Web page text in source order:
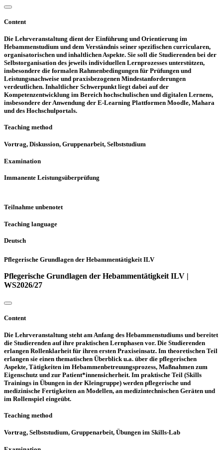
Content
Die Lehrveranstaltung dient der Einführung und Orientierung im
Hebammenstudium und dem Verständnis seiner spezifischen curricularen,
organisatorischen und inhaltlichen Aspekte. Sie soll die Studierenden bei der
Selbstorganisation des jeweils individuellen Lernprozesses unterstützen,
insbesondere die formalen Rahmenbedingungen für Prüfungen und
Leistungsnachweise und praxisbezogenen Mindestanforderungen
verdeutlichen. Inhaltlicher Schwerpunkt liegt dabei auf der
Kompetenzentwicklung im Bereich hochschulischen und digitalen Lernens,
insbesondere der Anwendung der E-Learning Plattformen Moodle, Mahara
und des Hochschulportals.
Teaching method
Vortrag, Diskussion, Gruppenarbeit, Selbststudium
Examination
Immanente Leistungsüberprüfung
Teilnahme unbenotet
Teaching language
Deutsch
Pflegerische Grundlagen der Hebammentätigkeit ILV
Pflegerische Grundlagen der Hebammentätigkeit ILV |
WS2026/27
Content
Die Lehrveranstaltung steht am Anfang des Hebammenstudiums und bereitet
die Studierenden auf ihre praktischen Lernphasen vor. Die Studierenden
erlangen Rollenklarheit für ihren ersten Praxiseinsatz. Im theoretischen Teil
erlangen sie einen thematischen Überblick u.a. über die pflegerischen
Aspekte, Tätigkeiten im Hebammenbetreuungsprozess, Maßnahmen zum
Eigenschutz und zur Patient*innensicherheit. Im praktische Teil (Skills
Trainings in Übungen in der Kleingruppe) werden pflegerische und
medizinische Fertigkeiten an Modellen, an medizintechnischen Geräten und
im Rollenspiel eingeübt.
Teaching method
Vortrag, Selbststudium, Gruppenarbeit, Übungen im Skills-Lab